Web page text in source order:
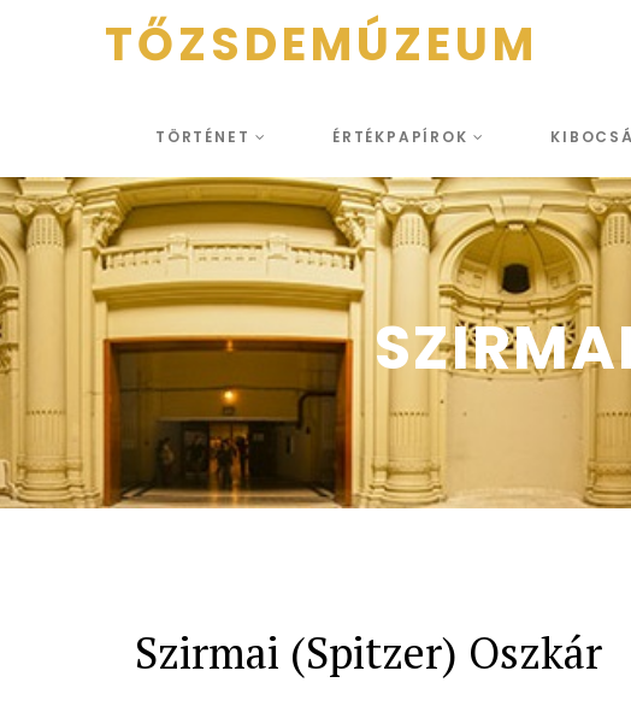
TŐZSDEMÚZEUM
TÖRTÉNET ÉRTÉKPAPÍROK
Szirmai (Spitzer) Oszkár